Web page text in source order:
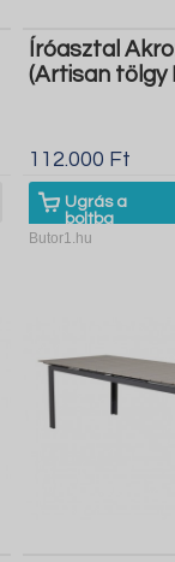
Íróasztal
(Artisan tölgy
112.000 Ft
Ugrás a
boltba
Butor1.hu